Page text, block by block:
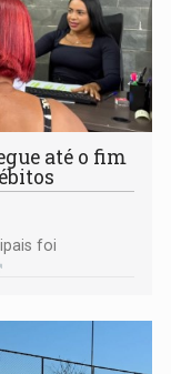
até o fim
foi